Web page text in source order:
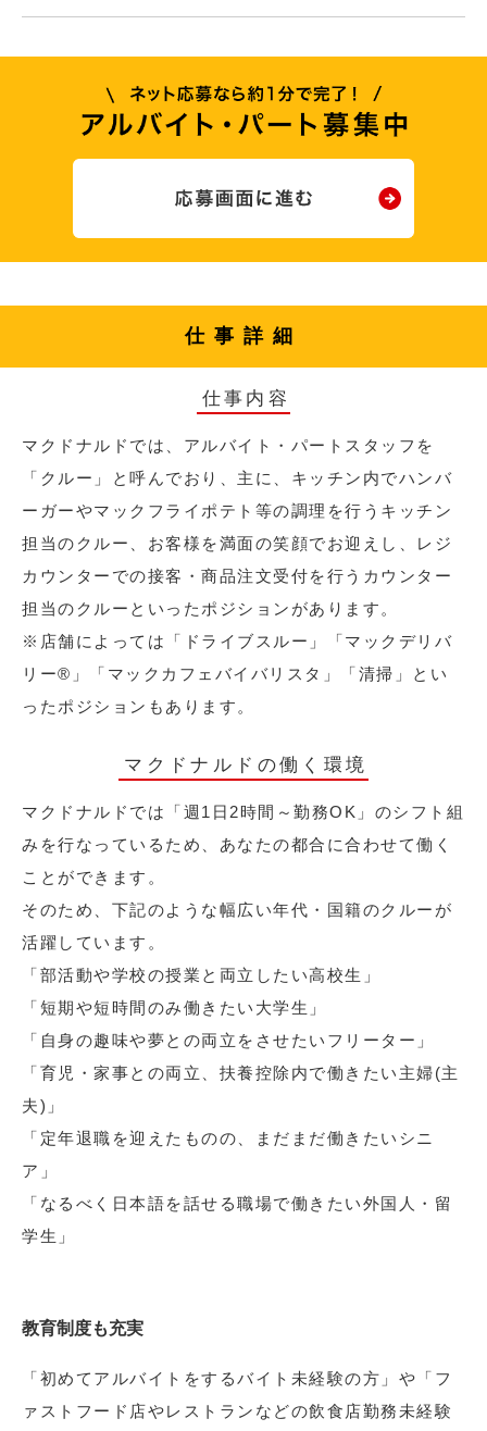
仕事詳細
仕事内容
マクドナルドでは、アルバイト・パートスタッフを
「クルー」と呼んでおり、主に、キッチン内でハンバ
ーガーやマックフライポテト等の調理を行うキッチン
担当のクルー、お客様を満面の笑顔でお迎えし、レジ
カウンターでの接客・商品注文受付を行うカウンター
担当のクルーといったポジションがあります。
※店舗によっては「ドライブスルー」「マックデリバ
リー®︎」「マックカフェバイバリスタ」「清掃」とい
ったポジションもあります。
マクドナルドの働く環境
マクドナルドでは「週1日2時間～勤務OK」のシフト組
みを行なっているため、あなたの都合に合わせて働く
ことができます。
そのため、下記のような幅広い年代・国籍のクルーが
活躍しています。
「部活動や学校の授業と両立したい高校生」
「短期や短時間のみ働きたい大学生」
「自身の趣味や夢との両立をさせたいフリーター」
「育児・家事との両立、扶養控除内で働きたい主婦(主
夫)」
「定年退職を迎えたものの、まだまだ働きたいシニ
ア」
「なるべく日本語を話せる職場で働きたい外国人・留
学生」
教育制度も充実
「初めてアルバイトをするバイト未経験の方」や「フ
ァストフード店やレストランなどの飲食店勤務未経験